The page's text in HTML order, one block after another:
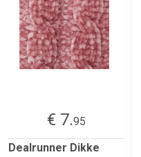
€ 7.95
Dealrunner Dikke